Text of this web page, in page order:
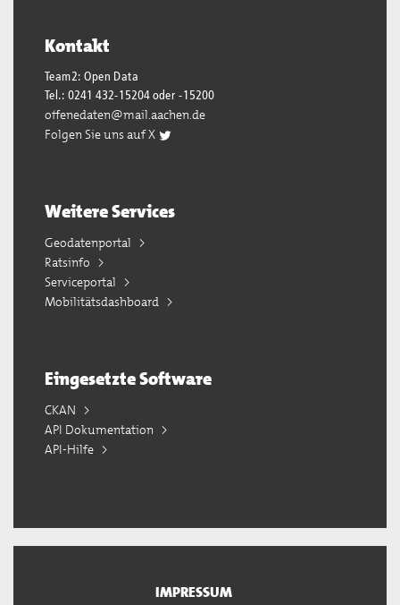
Kontakt
Team2: Open Data
Tel.: 0241 432-15204 oder -15200
offenedaten@mail.aachen.de
Folgen Sie uns auf X
Weitere Services
Geodatenportal
Ratsinfo
Serviceportal
Mobilitätsdashboard
Eingesetzte Software
CKAN
API Dokumentation
API-Hilfe
IMPRESSUM